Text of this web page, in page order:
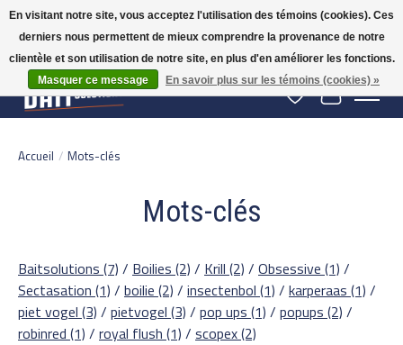
Gratis verzending vanaf 50 euro binnen NL | Op voorraad binnen 2-5 werkdagen
verzonden | België vanaf 70 euro gratis verzonden
Liste de souhaits
Panier
Accueil / Mots-clés
Mots-clés
Baitsolutions (7) / Boilies (2) / Krill (2) / Obsessive (1) /
Sectasation (1) / boilie (2) / insectenbol (1) / karperaas (1) /
piet vogel (3) / pietvogel (3) / pop ups (1) / popups (2) /
robinred (1) / royal flush (1) / scopex(2)
En visitant notre site, vous acceptez l'utilisation des témoins (cookies). Ces
derniers nous permettent de mieux comprendre la provenance de notre
clientèle et son utilisation de notre site, en plus d'en améliorer les fonctions.
Masquer ce message
En savoir plus sur les témoins (cookies) »